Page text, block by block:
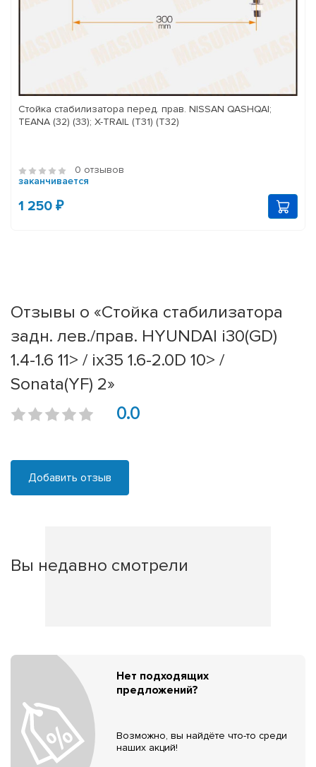
Стойка стабилизатора перед. прав. NISSAN QASHQAI;
TEANA (32) (33); X-TRAIL (T31) (T32)
0 отзывов
заканчивается
1 250 ₽
Отзывы о «Стойка стабилизатора
задн. лев./прав. HYUNDAI i30(GD)
1.4-1.6 11> / ix35 1.6-2.0D 10> /
Sonata(YF) 2»
0.0
Добавить отзыв
Вы недавно смотрели
Нет подходящих
предложений?
Возможно, вы найдёте что-то среди
наших акций!